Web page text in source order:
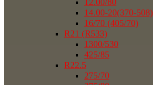
12.00/80
14.00-20(370-508)
16/70 (405/70)
R21 (R533)
1300/530
425/85
R22.5
275/70